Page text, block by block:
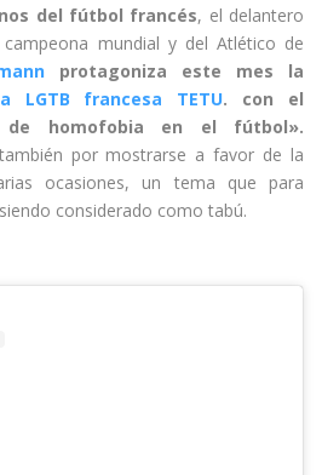
del fútbol francés, el delantero
mundial y del Atlético de
protagoniza este mes la
LGTB francesa TETU. con el
de homofobia en el fútbol».
por mostrarse a favor de la
ocasiones, un tema que para
considerado como tabú.